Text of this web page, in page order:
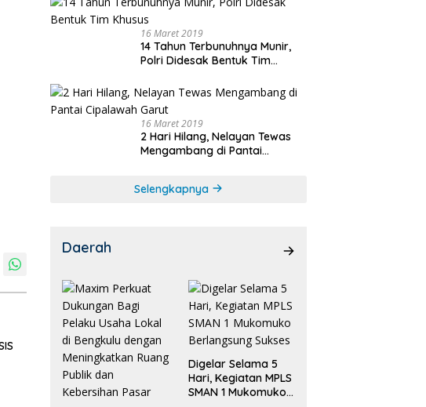
16 Maret 2019
14 Tahun Terbunuhnya Munir,
Polri Didesak Bentuk Tim
16 Maret 2019
2 Hari Hilang, Nelayan Tewas
Mengambang di Pantai
Selengkapnya
Daerah
Digelar Selama 5
Hari, Kegiatan MPLS
SMAN 1 Mukomuko